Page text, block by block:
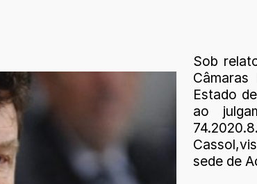
Sob
Estado
ao
sede de